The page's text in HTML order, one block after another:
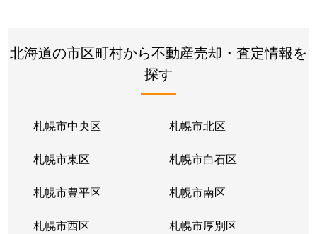
北海道の市区町村から不動産売却・査定情報を
探す
札幌市中央区 札幌市北区
札幌市東区 札幌市白石区
札幌市豊平区 札幌市南区
札幌市西区 札幌市厚別区